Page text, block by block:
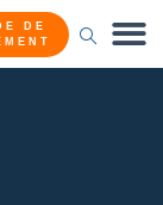
DE